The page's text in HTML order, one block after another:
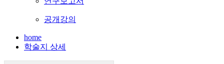
공개강의
home
학술지 상세